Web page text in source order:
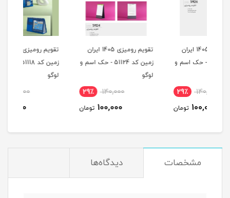
تقویم رومیزی 1405 ایران
زمین کد 51124 - حک اسم و
تقویم رومیزی 1405 ایران
زمین کد 51118 - حک اسم و
مشخصات دیدگاه‌ها